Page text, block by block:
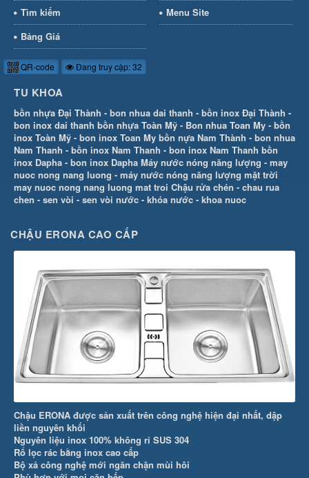
Tìm kiếm
Menu Site
Bảng Giá
QR-code Đang truy cập: 32
TU KHOA
bồn nhựa Đại Thành - bon nhua dai thanh - bồn inox Đại Thành -
bon inox dai thanh bồn nhựa Toàn Mỹ - Bon nhua Toan My - bồn
inox Toàn Mỹ - bon inox Toan My bồn nựa Nam Thành - bon nhua
Nam Thanh - bồn inox Nam Thanh - bon inox Nam Thanh bồn
inox Dapha - bon inox Dapha Máy nước nóng năng lượng - may
nuoc nong nang luong - máy nước nóng năng lượng mặt trời
may nuoc nong nang luong mat troi Chậu rửa chén - chau rua
chen - sen vòi - sen vòi nước - khóa nước - khoa nuoc
CHẬU ERONA CAO CẤP
Chậu ERONA được sản xuất trên công nghệ hiện đại nhất, dập
liền nguyên khối
Nguyên liệu inox 100% không rỉ SUS 304
Rổ lọc rác bằng inox cao cấp
Bộ xả công nghệ mới ngăn chặn mùi hôi